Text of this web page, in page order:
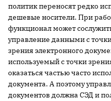
политик переносят редко
дешевые носители. При
функционал может
управление данными с
зрения электронного
используемый с точки
оказаться частью часто
документа. А поэтому
документов должна СЭД и